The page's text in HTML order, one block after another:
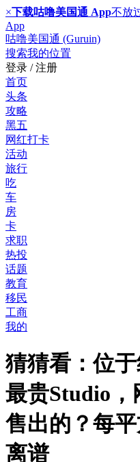
×下载咕噜美国通 App不放
App
咕噜美国通 (Guruin)
搜索我的位置
登录 / 注册
首页
头条
攻略
黑五
网红打卡
活动
旅行
吃
车
房
卡
求职
热投
话题
教育
移民
工商
我的
猜猜看：位
最贵Studio
售出的？每
离谱